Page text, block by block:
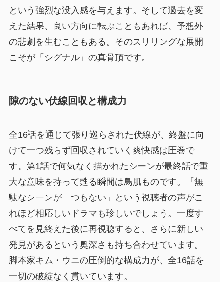
という強烈な没入感を与えます。そして過去を変
えた結果、良い方向に転ぶこともあれば、予想外
の悲劇を生むこともある。そのスリリングな展開
こそが「シグナル」の真骨頂です。
隙のない伏線回収と構成力
全16話を通じて張り巡らされた伏線が、終盤に向
けて一つ残らず回収されていく爽快感は圧巻で
す。第1話で何気なく描かれたシーンが最終話で重
大な意味を持って甦る瞬間は鳥肌ものです。「無
駄なシーンが一つもない」という視聴者の声がこ
れほど相応しいドラマも珍しいでしょう。一度す
べてを見終えた後に再視聴すると、さらに新しい
発見があるという奥深さも持ち合わせています。
脚本家キム・ウニの圧倒的な構成力が、全16話を
一切の破綻なく貫いています。